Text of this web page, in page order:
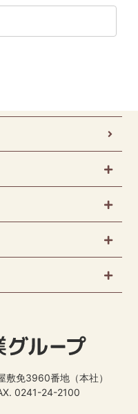
免3960番地（本社）
0241-24-2100